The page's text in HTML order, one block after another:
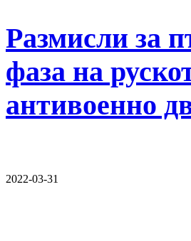
Размисли за
фаза на
антивоенно
2022-03-31